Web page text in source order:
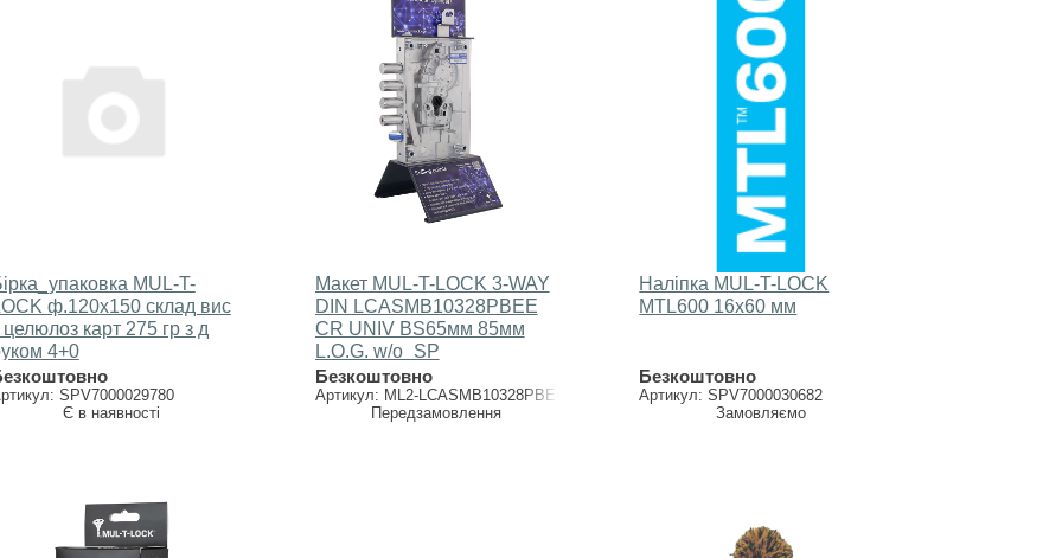
MUL-T-
ф.120х150 склад вис
целюлоз карт 275 гр з д
4+0
SPV7000029780
Є в наявності
Макет MUL-T-LOCK 3-WAY
DIN LCASMB10328PBEE
CR UNIV BS65мм 85мм
L.O.G. w/o_SP
Безкоштовно
Артикул: ML2-LCASMB10328PBEE
Передзамовлення
Наліпка MUL-T-LOCK
МTL600 16х60 мм
Безкоштовно
Артикул: SPV7000030682
Замовляємо